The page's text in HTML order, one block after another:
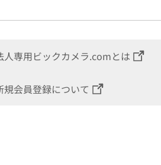
人専用ビックカメラ.comとは
規会員登録について